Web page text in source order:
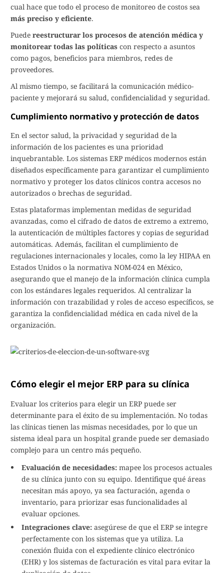
cual hace que todo el proceso de monitoreo de costos sea
más preciso y eficiente.
Puede reestructurar los procesos de atención médica y
monitorear todas las políticas con respecto a asuntos
como pagos, beneficios para miembros, redes de
proveedores.
Al mismo tiempo, se facilitará la comunicación médico-
paciente y mejorará su salud, confidencialidad y seguridad.
Cumplimiento normativo y protección de datos
En el sector salud, la privacidad y seguridad de la
información de los pacientes es una prioridad
inquebrantable. Los sistemas ERP médicos modernos están
diseñados específicamente para garantizar el cumplimiento
normativo y proteger los datos clínicos contra accesos no
autorizados o brechas de seguridad.
Estas plataformas implementan medidas de seguridad
avanzadas, como el cifrado de datos de extremo a extremo,
la autenticación de múltiples factores y copias de seguridad
automáticas. Además, facilitan el cumplimiento de
regulaciones internacionales y locales, como la ley HIPAA en
Estados Unidos o la normativa NOM-024 en México,
asegurando que el manejo de la información clínica cumpla
con los estándares legales requeridos. Al centralizar la
información con trazabilidad y roles de acceso específicos, se
garantiza la confidencialidad médica en cada nivel de la
organización.
Cómo elegir el mejor ERP para su clínica
Evaluar los criterios para elegir un ERP puede ser
determinante para el éxito de su implementación. No todas
las clínicas tienen las mismas necesidades, por lo que un
sistema ideal para un hospital grande puede ser demasiado
complejo para un centro más pequeño.
Evaluación de necesidades: mapee los procesos actuales
de su clínica junto con su equipo. Identifique qué áreas
necesitan más apoyo, ya sea facturación, agenda o
inventario, para priorizar esas funcionalidades al
evaluar opciones.
Integraciones clave: asegúrese de que el ERP se integre
perfectamente con los sistemas que ya utiliza. La
conexión fluida con el expediente clínico electrónico
(EHR) y los sistemas de facturación es vital para evitar la